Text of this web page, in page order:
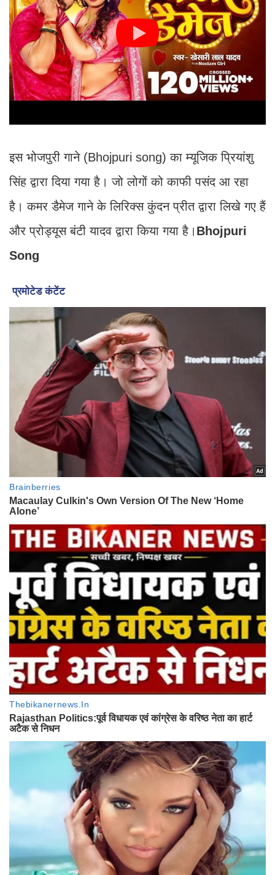
इस भोजपुरी गाने (Bhojpuri song) का म्यूजिक प्रियांशु
सिंह द्वारा दिया गया है। जो लोगों को काफी पसंद आ रहा
है। कमर डैमेज गाने के लिरिक्स कुंदन प्रीत द्वारा लिखे गए हैं
और प्रोड्यूस बंटी यादव द्वारा किया गया है। Bhojpuri
Song